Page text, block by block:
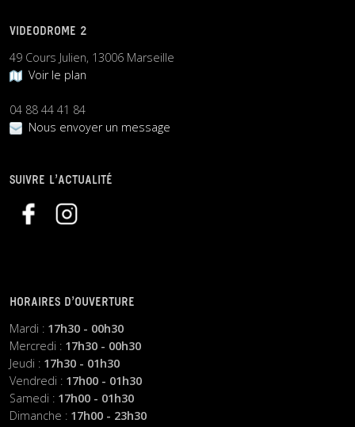
VIDEODROME 2
49 Cours Julien, 13006 Marseille
Voir le plan
04 88 44 41 84
Nous envoyer un message
SUIVRE L’ACTUALITÉ
HORAIRES D’OUVERTURE
Mardi : 17h30 - 00h30
Mercredi : 17h30 - 00h30
Jeudi : 17h30 - 01h30
Vendredi : 17h00 - 01h30
Samedi : 17h00 - 01h30
Dimanche : 17h00 - 23h30